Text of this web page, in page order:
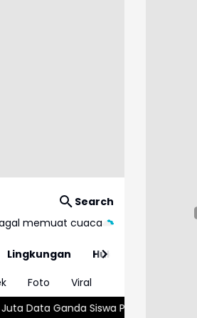
Search
memuat cuaca
Lingkungan
Hukum
Foto
Viral
Penerima MBG
Wajar atau Bahaya?